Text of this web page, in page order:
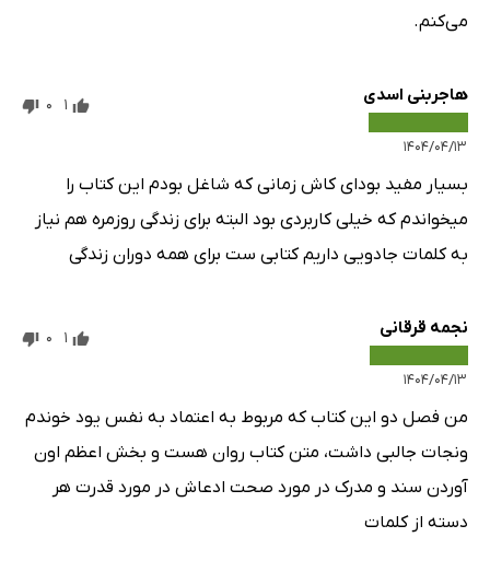
می‌کنم.
هاجربنی اسدی
۱۴۰۴/۰۴/۱۳
1
0
بسیار مفید بود‌ای کاش زمانی که شاغل بودم این کتاب را
میخواندم که خیلی کاربردی بود البته برای زندگی روزمره هم نیاز
به کلمات جادویی داریم کتابی ست برای همه دوران زندگی
نجمه قرقانی
۱۴۰۴/۰۴/۱۳
1
0
من فصل دو این کتاب که مربوط به اعتماد به نفس یود خوندم
ونجات جالبی داشت، متن کتاب روان هست و بخش اعظم اون
آوردن سند و مدرک در مورد صحت ادعاش در مورد قدرت هر
دسته از کلمات